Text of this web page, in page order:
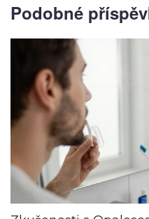
Podobné